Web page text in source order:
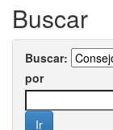
Buscar
Buscar:
por